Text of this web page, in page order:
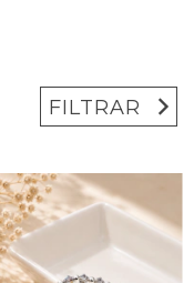
FILTRAR